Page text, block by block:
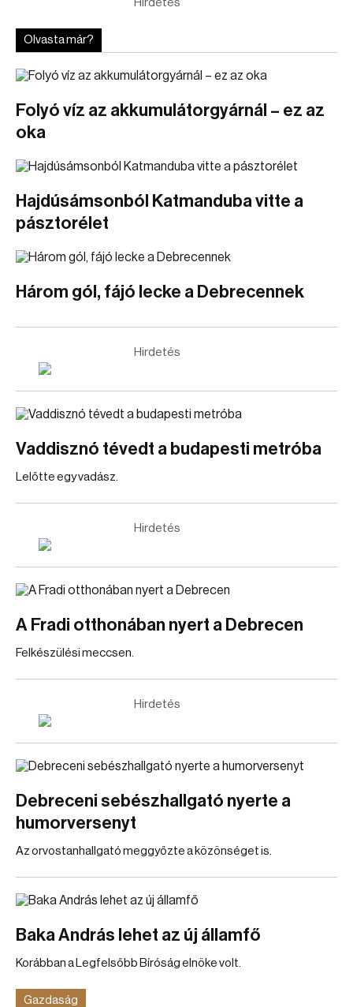
Hirdetés
Olvasta már?
Folyó víz az akkumulátorgyárnál – ez az
oka
Hajdúsámsonból Katmanduba vitte a
pásztorélet
Három gól, fájó lecke a Debrecennek
Hirdetés
Vaddisznó tévedt a budapesti metróba
Lelőtte egy vadász.
Hirdetés
A Fradi otthonában nyert a Debrecen
Felkészülési meccsen.
Hirdetés
Debreceni sebészhallgató nyerte a
humorversenyt
Az orvostanhallgató meggyőzte a közönséget is.
Baka András lehet az új államfő
Korábban a Legfelsőbb Bíróság elnöke volt.
Gazdaság